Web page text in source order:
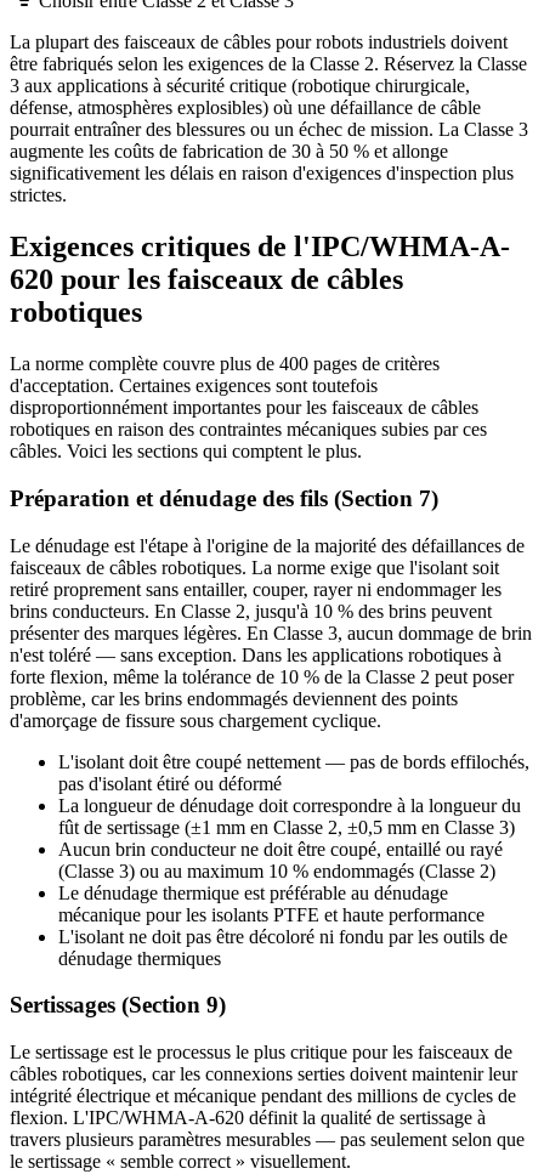
La plupart des faisceaux de câbles pour robots industriels doivent
être fabriqués selon les exigences de la Classe 2. Réservez la Classe
3 aux applications à sécurité critique (robotique chirurgicale,
défense, atmosphères explosibles) où une défaillance de câble
pourrait entraîner des blessures ou un échec de mission. La Classe 3
augmente les coûts de fabrication de 30 à 50 % et allonge
significativement les délais en raison d'exigences d'inspection plus
strictes.
Exigences critiques de l'IPC/WHMA-A-
620 pour les faisceaux de câbles
robotiques
La norme complète couvre plus de 400 pages de critères
d'acceptation. Certaines exigences sont toutefois
disproportionnément importantes pour les faisceaux de câbles
robotiques en raison des contraintes mécaniques subies par ces
câbles. Voici les sections qui comptent le plus.
Préparation et dénudage des fils (Section 7)
Le dénudage est l'étape à l'origine de la majorité des défaillances de
faisceaux de câbles robotiques. La norme exige que l'isolant soit
retiré proprement sans entailler, couper, rayer ni endommager les
brins conducteurs. En Classe 2, jusqu'à 10 % des brins peuvent
présenter des marques légères. En Classe 3, aucun dommage de brin
n'est toléré — sans exception. Dans les applications robotiques à
forte flexion, même la tolérance de 10 % de la Classe 2 peut poser
problème, car les brins endommagés deviennent des points
d'amorçage de fissure sous chargement cyclique.
L'isolant doit être coupé nettement — pas de bords effilochés,
pas d'isolant étiré ou déformé
La longueur de dénudage doit correspondre à la longueur du
fût de sertissage (±1 mm en Classe 2, ±0,5 mm en Classe 3)
Aucun brin conducteur ne doit être coupé, entaillé ou rayé
(Classe 3) ou au maximum 10 % endommagés (Classe 2)
Le dénudage thermique est préférable au dénudage
mécanique pour les isolants PTFE et haute performance
L'isolant ne doit pas être décoloré ni fondu par les outils de
dénudage thermiques
Sertissages (Section 9)
Le sertissage est le processus le plus critique pour les faisceaux de
câbles robotiques, car les connexions serties doivent maintenir leur
intégrité électrique et mécanique pendant des millions de cycles de
flexion. L'IPC/WHMA-A-620 définit la qualité de sertissage à
travers plusieurs paramètres mesurables — pas seulement selon que
le sertissage « semble correct » visuellement.